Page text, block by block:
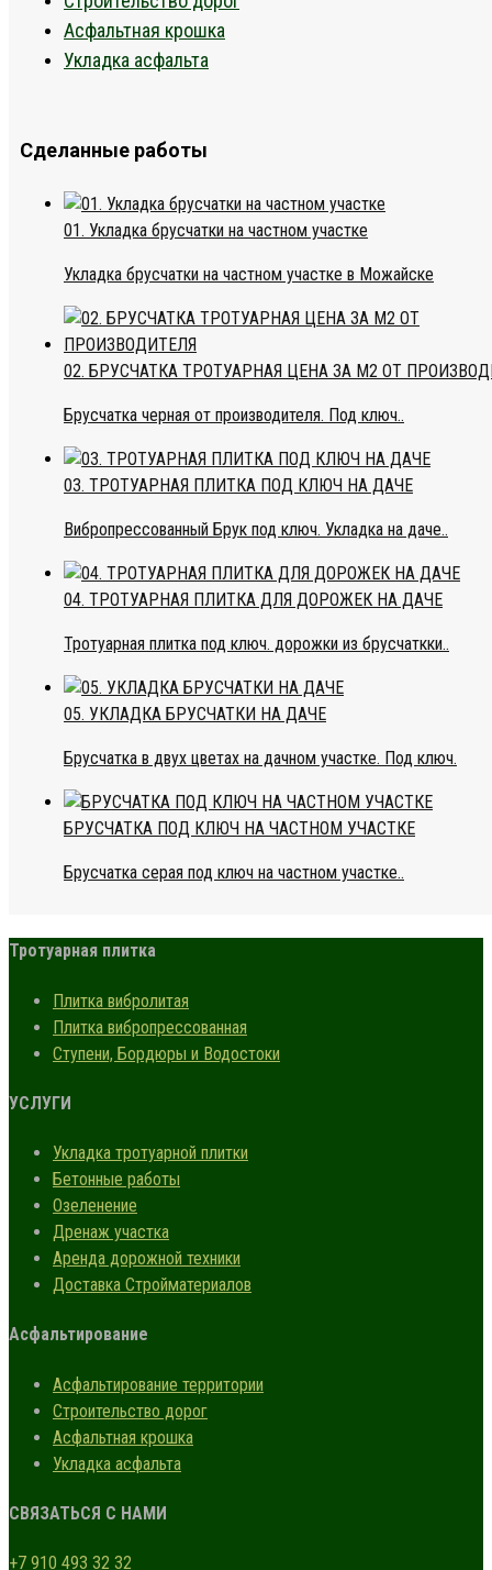
Асфальтная крошка
Укладка асфальта
Сделанные работы
01. Укладка брусчатки на частном участке
Укладка брусчатки на частном участке в Можайске
02. БРУСЧАТКА ТРОТУАРНАЯ ЦЕНА ЗА М2 ОТ
Брусчатка черная от производителя. Под ключ..
03. ТРОТУАРНАЯ ПЛИТКА ПОД КЛЮЧ НА ДАЧЕ
Вибропрессованный Брук под ключ. Укладка на даче..
04. ТРОТУАРНАЯ ПЛИТКА ДЛЯ ДОРОЖЕК НА ДАЧЕ
Тротуарная плитка под ключ. дорожки из брусчаткки..
05. УКЛАДКА БРУСЧАТКИ НА ДАЧЕ
Брусчатка в двух цветах на дачном участке. Под ключ.
БРУСЧАТКА ПОД КЛЮЧ НА ЧАСТНОМ УЧАСТКЕ
Брусчатка серая под ключ на частном участке..
Тротуарная плитка
Плитка вибролитая
Плитка вибропрессованная
Ступени, Бордюры и Водостоки
УСЛУГИ
Укладка тротуарной плитки
Бетонные работы
Озеленение
Дренаж участка
Аренда дорожной техники
Доставка Стройматериалов
Асфальтирование
Асфальтирование территории
Строительство дорог
Асфальтная крошка
Укладка асфальта
СВЯЗАТЬСЯ С НАМИ
+7 910 493 32 32